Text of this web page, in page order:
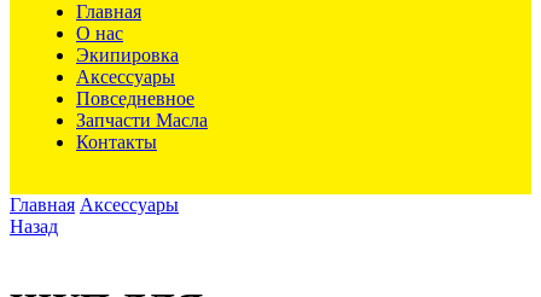
Главная
О нас
Экипировка
Аксессуары
Повседневное
Запчасти Масла
Контакты
Главная Аксессуары
Назад